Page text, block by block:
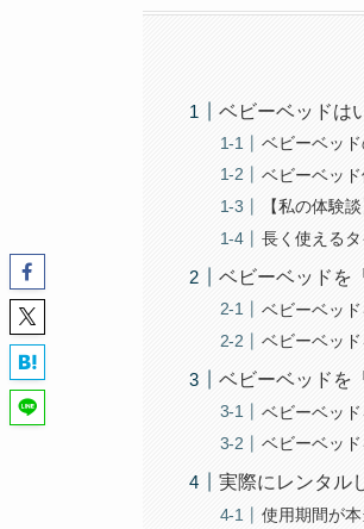
ベビーベッドは
ベビーベッ
ベビーベッ
【私の体験
長く使える
ベビーベッドを
ベビーベッ
ベビーベッ
ベビーベッドを
ベビーベッ
ベビーベッ
実際にレンタル
使用期間が本